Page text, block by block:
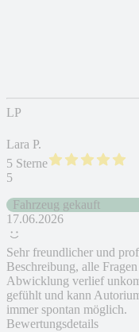
LP
Lara P.
5 Sterne
5
Fahrzeug gekauft
17.06.2026
Sehr freundlicher und
Beschreibung, alle
Abwicklung verlief
gefühlt und kann
immer spontan möglich.
Bewertungsdetails